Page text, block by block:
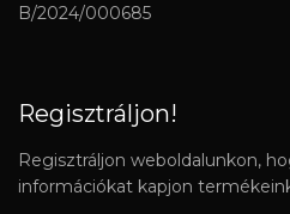
B/2024/000685
Regisztráljon!
Regisztráljon weboldalunkon,
információkat kapjon